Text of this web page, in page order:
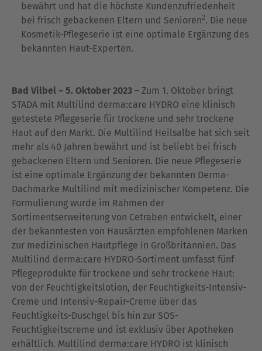
bewährt und hat die höchste Kundenzufriedenheit
bei frisch gebackenen Eltern und Senioren2. Die neue
Kosmetik-Pflegeserie ist eine optimale Ergänzung des
bekannten Haut-Experten.
Bad Vilbel – 5. Oktober 2023 – Zum 1. Oktober bringt
STADA mit Multilind derma:care HYDRO eine klinisch
getestete Pflegeserie für trockene und sehr trockene
Haut auf den Markt. Die Multilind Heilsalbe hat sich seit
mehr als 40 Jahren bewährt und ist beliebt bei frisch
gebackenen Eltern und Senioren. Die neue Pflegeserie
ist eine optimale Ergänzung der bekannten Derma-
Dachmarke Multilind mit medizinischer Kompetenz. Die
Formulierung wurde im Rahmen der
Sortimentserweiterung von Cetraben entwickelt, einer
der bekanntesten von Hausärzten empfohlenen Marken
zur medizinischen Hautpflege in Großbritannien. Das
Multilind derma:care HYDRO-Sortiment umfasst fünf
Pflegeprodukte für trockene und sehr trockene Haut:
von der Feuchtigkeitslotion, der Feuchtigkeits-Intensiv-
Creme und Intensiv-Repair-Creme über das
Feuchtigkeits-Duschgel bis hin zur SOS-
Feuchtigkeitscreme und ist exklusiv über Apotheken
erhältlich. Multilind derma:care HYDRO ist klinisch